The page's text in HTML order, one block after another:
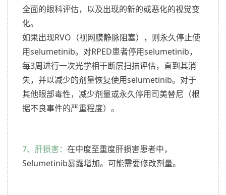
全面的眼科评估，以及出现的新的或恶化的视觉变
化。
如果出现RVO（视网膜静脉阻塞），则永久停止使
用selumetinib。对RPED患者停用selumetinib，
每3周进行一次光学相干断层扫描评估，直到其消
失，并以减少的剂量恢复使用selumetinib。对于
其他眼部毒性，减少剂量或永久停用司美替尼（根
据不良事件的严重程度）。
7、肝损害： 在中度至重度肝损害患者中，
Selumetinib暴露增加。可能需要修改剂量。